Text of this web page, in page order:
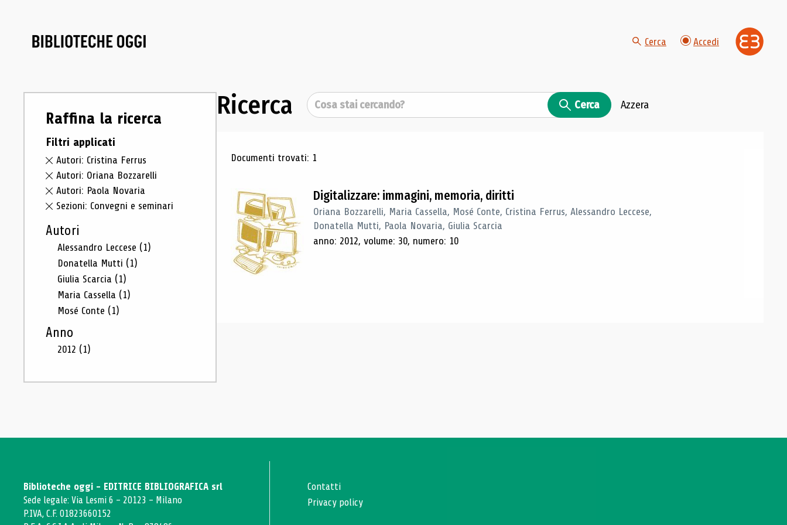
Cerca Accedi
Raffina la ricerca
Filtri applicati
Autori: Cristina Ferrus
Autori: Oriana Bozzarelli
Autori: Paola Novaria
Sezioni: Convegni e seminari
Autori
Alessandro Leccese (1)
Donatella Mutti (1)
Giulia Scarcia (1)
Maria Cassella (1)
Mosé Conte (1)
Anno
2012 (1)
Ricerca Cerca Cerca Azzera
Risultati di ricerca
Documenti trovati: 1
Digitalizzare: immagini, memoria, diritti
Oriana Bozzarelli, Maria Cassella, Mosé Conte, Cristina Ferrus, Alessandro Leccese,
Donatella Mutti, Paola Novaria, Giulia Scarcia
anno: 2012, volume: 30, numero: 10
Biblioteche oggi - EDITRICE BIBLIOGRAFICA srl
Sede legale: Via Lesmi 6 - 20123 - Milano
P.IVA, C.F. 01823660152
Contatti
Privacy policy